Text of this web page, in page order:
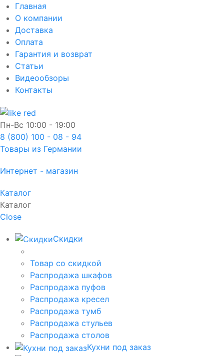
Главная
О компании
Доставка
Оплата
Гарантия и возврат
Статьи
Видеообзоры
Контакты
Пн-Вс 10:00 - 19:00
8 (800) 100 - 08 - 94
Товары из Германии
Интернет - магазин
Каталог
Каталог
Close
Скидки
Товар со скидкой
Распродажа шкафов
Распродажа пуфов
Распродажа кресел
Распродажа тумб
Распродажа стульев
Распродажа столов
Кухни под заказ